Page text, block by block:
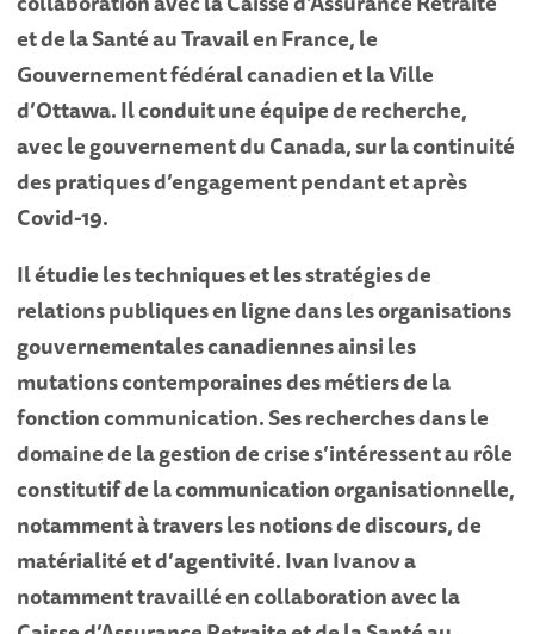
et de la Santé au Travail en France, le
Gouvernement fédéral canadien et la Ville
d’Ottawa. Il conduit une équipe de recherche,
avec le gouvernement du Canada, sur la continuité
des pratiques d’engagement pendant et après
Covid-19.
Il étudie les techniques et les stratégies de
relations publiques en ligne dans les organisations
gouvernementales canadiennes ainsi les
mutations contemporaines des métiers de la
fonction communication. Ses recherches dans le
domaine de la gestion de crise s’intéressent au rôle
constitutif de la communication organisationnelle,
notamment à travers les notions de discours, de
matérialité et d’agentivité. Ivan Ivanov a
notamment travaillé en collaboration avec la